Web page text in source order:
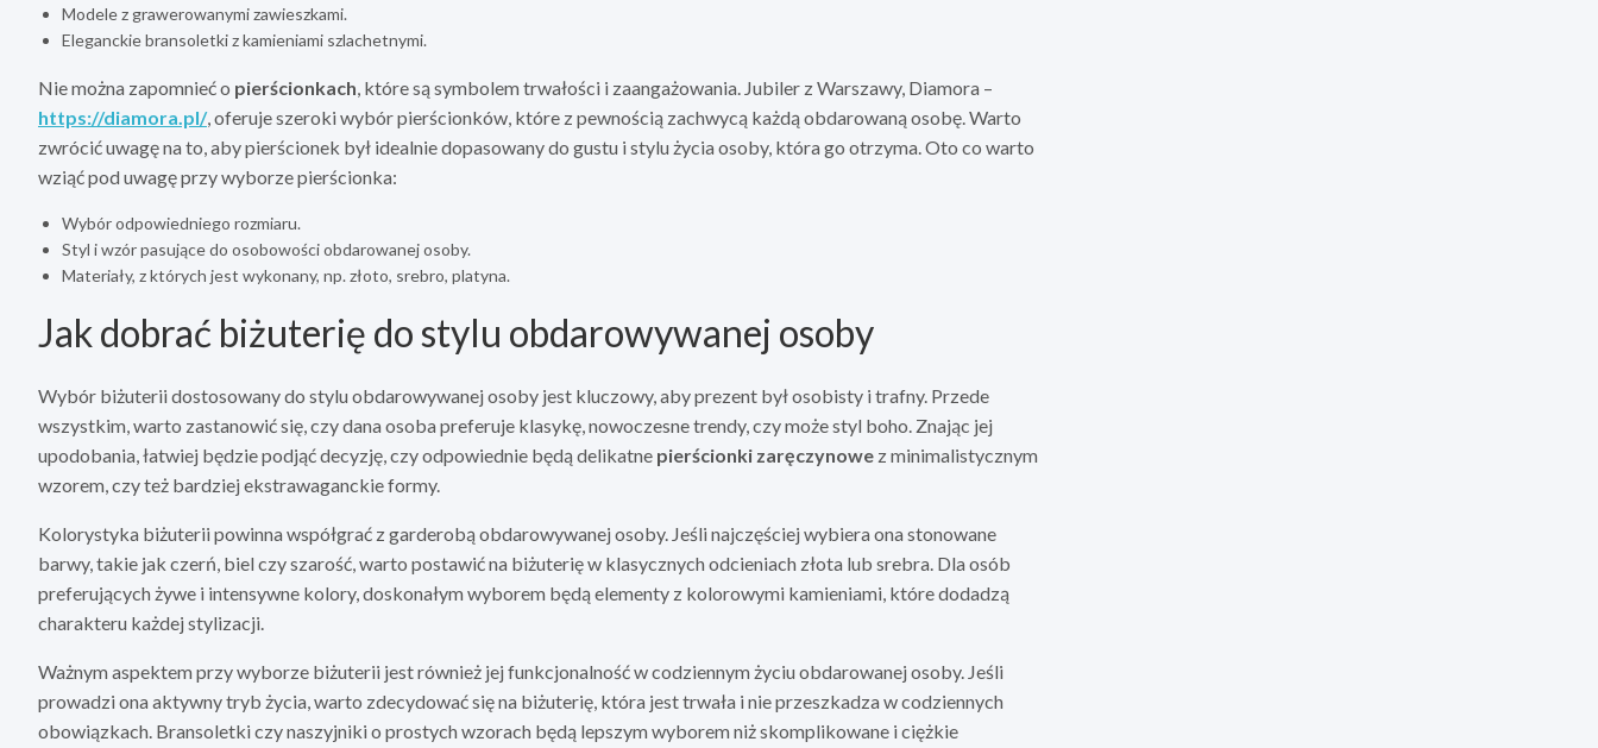
Modele z grawerowanymi zawieszkami.
Eleganckie bransoletki z kamieniami szlachetnymi.
Nie można zapomnieć o pierścionkach, które są symbolem trwałości i zaangażowania. Jubiler z Warszawy, Diamora –
https://diamora.pl/, oferuje szeroki wybór pierścionków, które z pewnością zachwycą każdą obdarowaną osobę. Warto
zwrócić uwagę na to, aby pierścionek był idealnie dopasowany do gustu i stylu życia osoby, która go otrzyma. Oto co warto
wziąć pod uwagę przy wyborze pierścionka:
Wybór odpowiedniego rozmiaru.
Styl i wzór pasujące do osobowości obdarowanej osoby.
Materiały, z których jest wykonany, np. złoto, srebro, platyna.
Jak dobrać biżuterię do stylu obdarowywanej osoby
Wybór biżuterii dostosowany do stylu obdarowywanej osoby jest kluczowy, aby prezent był osobisty i trafny. Przede
wszystkim, warto zastanowić się, czy dana osoba preferuje klasykę, nowoczesne trendy, czy może styl boho. Znając jej
upodobania, łatwiej będzie podjąć decyzję, czy odpowiednie będą delikatne pierścionki zaręczynowe z minimalistycznym
wzorem, czy też bardziej ekstrawaganckie formy.
Kolorystyka biżuterii powinna współgrać z garderobą obdarowywanej osoby. Jeśli najczęściej wybiera ona stonowane
barwy, takie jak czerń, biel czy szarość, warto postawić na biżuterię w klasycznych odcieniach złota lub srebra. Dla osób
preferujących żywe i intensywne kolory, doskonałym wyborem będą elementy z kolorowymi kamieniami, które dodadzą
charakteru każdej stylizacji.
Ważnym aspektem przy wyborze biżuterii jest również jej funkcjonalność w codziennym życiu obdarowanej osoby. Jeśli
prowadzi ona aktywny tryb życia, warto zdecydować się na biżuterię, która jest trwała i nie przeszkadza w codziennych
obowiązkach. Bransoletki czy naszyjniki o prostych wzorach będą lepszym wyborem niż skomplikowane i ciężkie